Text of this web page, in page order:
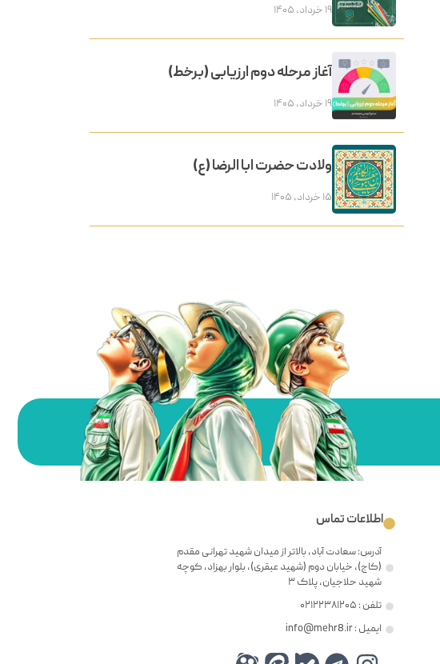
۱۹ خرداد, ۱۴۰۵
آغاز مرحله دوم ارزیابی (برخط)
۱۹ خرداد, ۱۴۰۵
ولادت حضرت ابا الرضا (ع)
۱۵ خرداد, ۱۴۰۵
اطلاعات تماس
آدرس: سعادت آباد، بالاتر از میدان شهید تهرانی مقدم
(کاج)، خیابان دوم (شهید عبقری)، بلوار بهزاد، کوچه
شهید حلاجیان، پلاک ۳
تلفن : ۰۲۱۲۲۳۸۱۲۰۵
ایمیل : info@mehr8.ir